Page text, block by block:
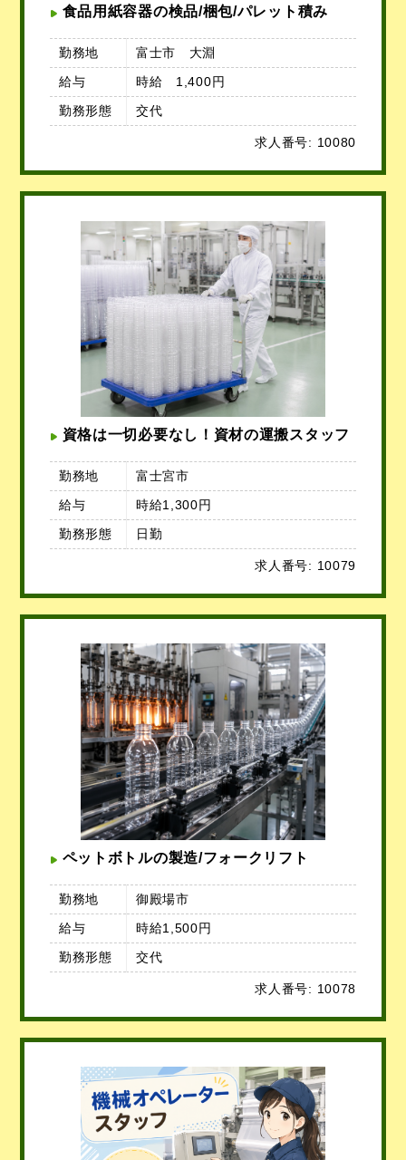
食品用紙容器の検品/梱包/パレット積み
勤務地
富士市 大淵
給与
時給 1,400円
勤務形態
交代
求人番号: 10080
資格は一切必要なし！資材の運搬スタッフ
勤務地
富士宮市
給与
時給1,300円
勤務形態
日勤
求人番号: 10079
ペットボトルの製造/フォークリフト
勤務地
御殿場市
給与
時給1,500円
勤務形態
交代
求人番号: 10078